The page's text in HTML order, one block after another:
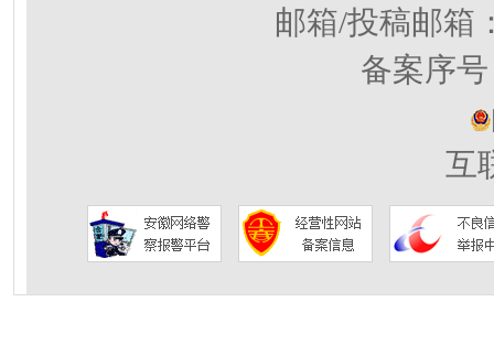
邮箱/投稿邮箱
备案序
互